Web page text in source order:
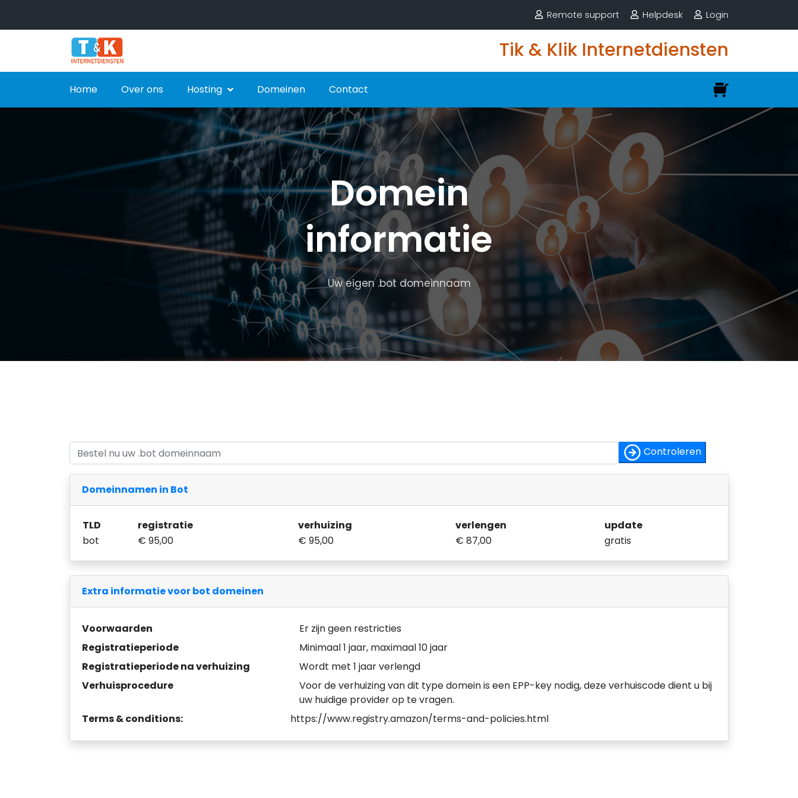
Remote support Helpdesk Login
Tik & Klik Internetdiensten
Home Over ons Hosting Domeinen Contact
Domein
informatie
Uw eigen .bot domeinnaam
Controleren
Domeinnamen in Bot
TLD registratie verhuizing verlengen
update
bot
€ 95,00 € 95,00 € 87,00 gratis
Extra informatie voor bot domeinen
Voorwaarden
Er zijn geen restricties
Registratieperiode
Minimaal 1 jaar, maximaal 10 jaar
Registratieperiode na verhuizing
Wordt met 1 jaar verlengd
Verhuisprocedure
Voor de verhuizing van dit type domein is een EPP-key nodig, deze verhuiscode dient u bij
uw huidige provider op te vragen.
Terms & conditions:
https://www.registry.amazon/terms-and-policies.html